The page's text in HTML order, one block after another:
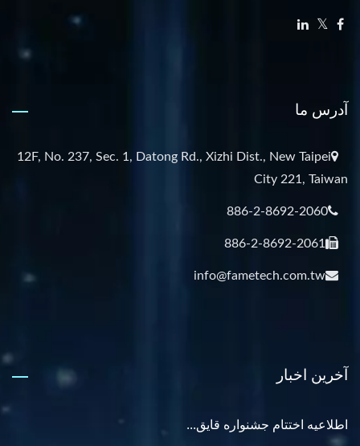
آدرس ما
12F, No. 237, Sec. 1, Datong Rd., Xizhi Dist., New Taipei
City 221, Taiwan
886-2-8692-2060
886-2-8692-2061
info@fametech.com.tw
آخرین اخبار
اطلاعیه اختتام جشنواره قایق...